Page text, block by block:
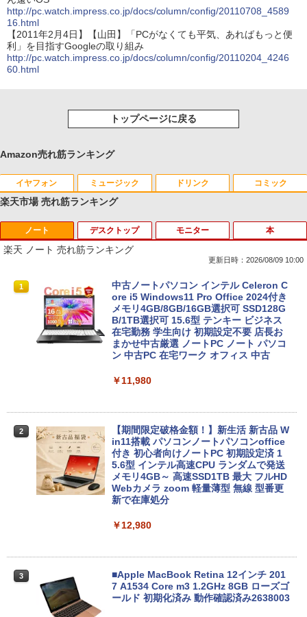
http://pc.watch.impress.co.jp/docs/column/config/20110708_4589
16.html
【2011年2月4日】【山田】「PCがなくても平気、あればもっと便
利」を目指すGoogleの取り組み
http://pc.watch.impress.co.jp/docs/column/config/20110204_4246
60.html
トップページに戻る
Amazon売れ筋ランキング
イヤフォン
Anker Soundcore P40i オフホワイト
￥7,990
Anker Soundcore P31i ブラック
￥5,990
￥14,990
【2026年アップグレード版】AOKIMI ワイヤ
レスイヤホン bluetooth イヤホン V12 小型
るーとゅーす コードレス ENCノイズキャン
￥1,964
ミュージック
BRUCE WAYNE feat. Flo Milli, ATL Jacob
[Explicit]
BRUCE WAYNE feat. Flo Milli, ATL Jacob
[Explicit]
￥250
￥250
On My Road (Stadium ver.)
On My Road (Stadium ver.)
￥250
ドリンク
by Amazon 天然水 ラベルレス 500ml ×24本
富士山の天然水 バナジウム含有 水 ミネラル
ウォーター ペットボトル 静岡県産 500ミリリ
￥1,380
【Amazon.co.jp限定】 い・ろ・は・す 2L P
ET ラベルレス ×8本
強炭酸水 ペットボトル 500ミリリットル (Sm
art Basic)
￥1,625
by Amazon 天然水ラベルレス 2L×9本
￥1,117
【Amazon.co.jp限定】 伊藤園 磨かれて、澄
みきった日本の水 2L 8本 ラベルレス [ ケース
コミック
薬屋のひとりごと 17巻 (デジタル版ビッグガ
ンガンコミックス)
異世界居酒屋「のぶ」(22) (角川コミックス・
エース)
￥832
￥594
HUNTER×HUNTER モノクロ版 39 (ジャンプ
コミックスDIGITAL)
￥572
スーパーの裏でヤニ吸うふたり 9巻 (デジタル
版ビッグガンガンコミックス)
楽天市場 売れ筋ランキング
ノート
楽天 ノート 売れ筋ランキング
更新日時：2026/08/09 10:00
1
中古ノートパソコン インテル Celeron C
ore i5 Windows11 Pro Office 2024付き
メモリ4GB/8GB/16GB選択可 SSD128G
B/1TB選択可 15.6型 テンキー ビジネス
在宅勤務 学生向け 初期設定不要 店長お
まかせ中古厳選 ノートPC ノート パソコ
ン 中古PC 在宅ワーク オフィス 中古
￥11,980
2
【期間限定破格金額！】新生活 新古品 W
in11搭載 パソコンノートパソコンoffice
付き 初心者向けノートPC 初期設定済 1
5.6型 インテル高速CPU ランダムで発送
メモリ4GB～ 高速SSD1TB 最大 フルHD
Webカメラ zoom 軽量薄型 無線 型番更
新で在庫処分
￥12,980
3
■Apple MacBook Retina 12インチ 201
7 A1534 Core m3 1.2GHz 8GB ローズゴ
ールド 初期化済み 動作確認済み2638003
デスクトップ モニター 本